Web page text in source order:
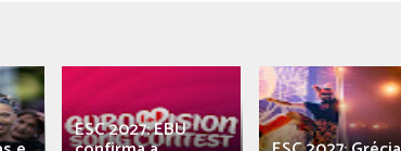
ESC 2027: EBU